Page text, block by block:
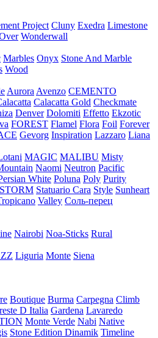
Project Cluny Exedra Limestone
Wonderwall
Marbles Onyx Stone And Marble
Wood
Aurora Avenzo CEMENTO
Calacatta Gold Checkmate
Denver Dolomiti Effetto Ekzotic
FOREST Flamel Flora Foil Forever
Gevorg Inspiration Lazzaro Liana
MAGIC MALIBU Misty
Naomi Neutron Pacific
White Poluna Poly Purity
Statuario Cara Style Sunheart
Valley Соль-перец
Nairobi Noa-Sticks Rural
Liguria Monte Siena
Boutique Burma Carpegna Climb
D Italia Gardena Lavaredo
Monte Verde Nabi Native
Stone Edition Dinamik Timeline